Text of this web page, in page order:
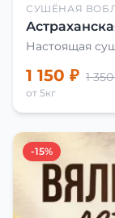
СУШЁНАЯ
Настоящая
1 150 ₽ 1
от 5кг
-15%